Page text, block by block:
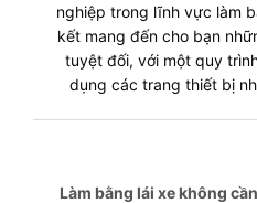
nghiệp trong lĩnh vực làm
kết mang đến cho bạn
tuyệt đối, với một quy
dụng các trang thiết bị
Làm bằng lái xe không